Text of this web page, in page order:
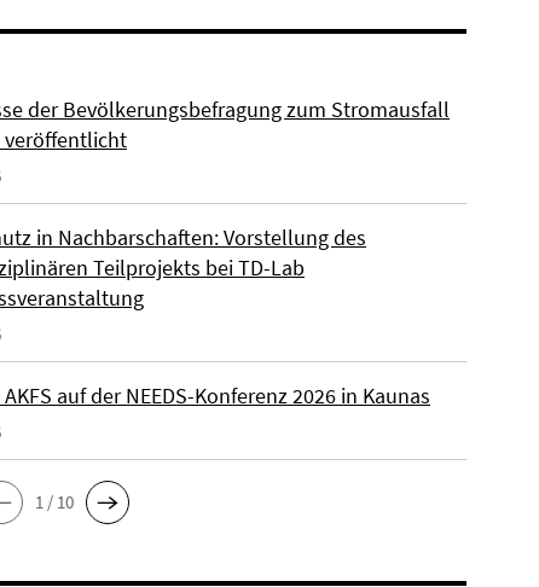
der Bevölkerungsbefragung zum Stromausfall
veröffentlicht
in Nachbarschaften: Vorstellung des
Teilprojekts bei TD-Lab
auf der NEEDS-Konferenz 2026 in Kaunas
1 / 10